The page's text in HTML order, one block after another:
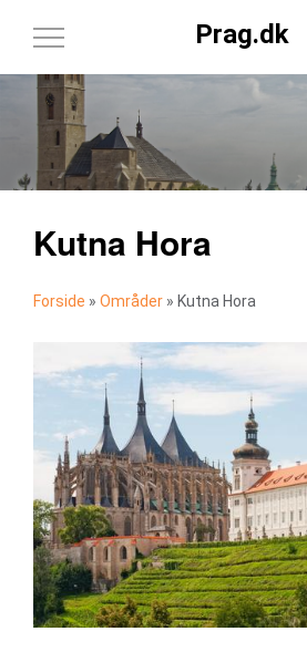
Prag.dk
Toggle
Kutna Hora
Forside » Områder » Kutna Hora